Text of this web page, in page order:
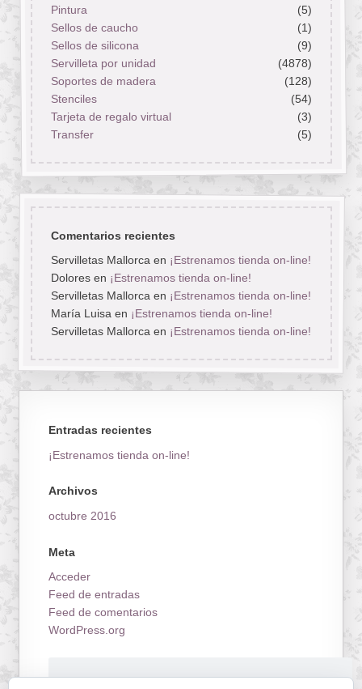
Pintura
(5)
Sellos de caucho
(1)
Sellos de silicona
(9)
Servilleta por unidad
(4878)
Soportes de madera
(128)
Stenciles
(54)
Tarjeta de regalo virtual
(3)
Transfer
(5)
Comentarios recientes
Servilletas Mallorca en ¡Estrenamos tienda on-line!
Doloresen ¡Estrenamos tienda on-line!
Servilletas Mallorca en ¡Estrenamos tienda on-line!
María Luisa en ¡Estrenamos tienda on-line!
Servilletas Mallorca en ¡Estrenamos tienda on-line!
Entradas recientes
¡Estrenamos tienda on-line!
Archivos
octubre 2016
Meta
Acceder
Feed de entradas
Feed de comentarios
WordPress.org